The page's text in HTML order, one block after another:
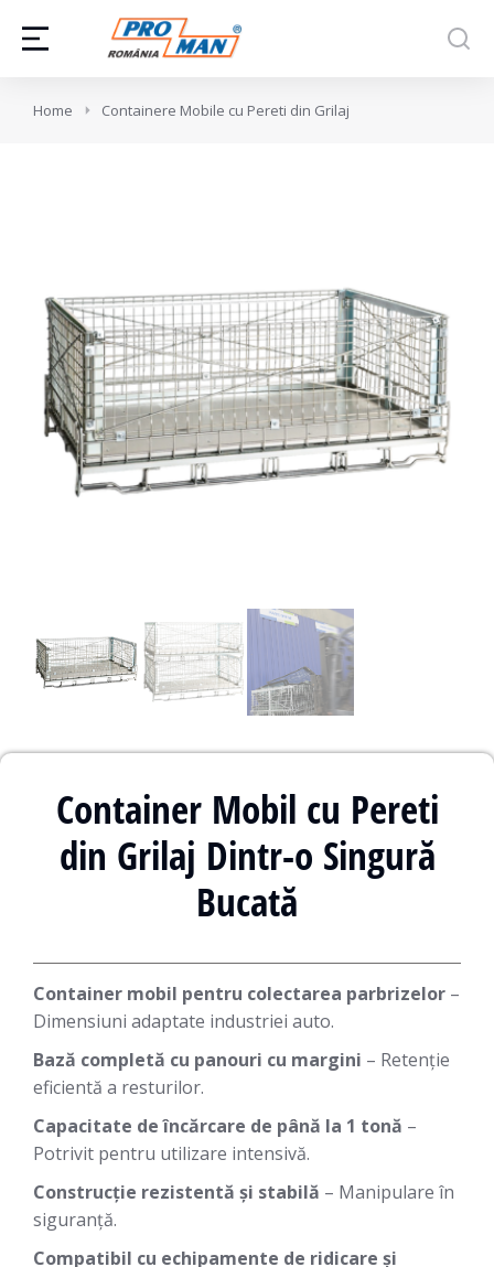
You are here:
Home Containere Mobile cu Pereti din Grilaj
Container Mobil cu Pereti
din Grilaj Dintr-o Singură
Bucată
Container mobil pentru colectarea parbrizelor –
Dimensiuni adaptate industriei auto.
Bază completă cu panouri cu margini – Retenție
eficientă a resturilor.
Capacitate de încărcare de până la 1 tonă –
Potrivit pentru utilizare intensivă.
Construcție rezistentă și stabilă – Manipulare în
siguranță.
Compatibil cu echipamente de ridicare și